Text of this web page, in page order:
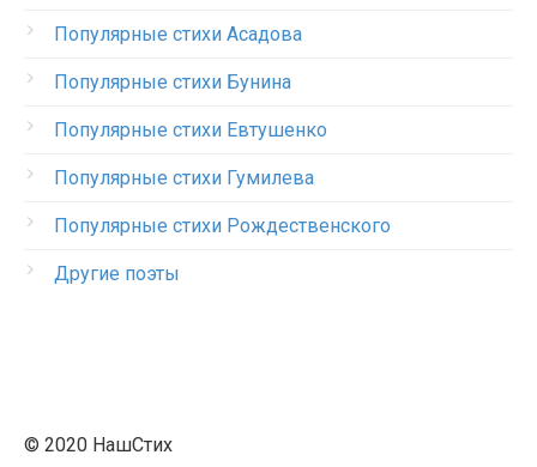
Популярные стихи Асадова
Популярные стихи Бунина
Популярные стихи Евтушенко
Популярные стихи Гумилева
Популярные стихи Рождественского
Другие поэты
© 2020 НашСтих